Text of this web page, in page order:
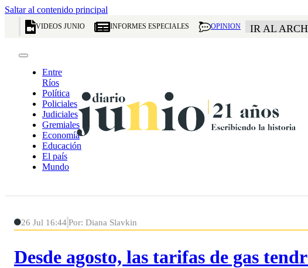
Saltar al contenido principal
VIDEOS JUNIO INFORMES ESPECIALES OPINION IR AL
Entre
Ríos
Política
Policiales
Judiciales
Gremiales
Economía
Educación
El país
Mundo
26 Jul 16:44Por: Diana Slavkin
Desde agosto, las tarifas de gas